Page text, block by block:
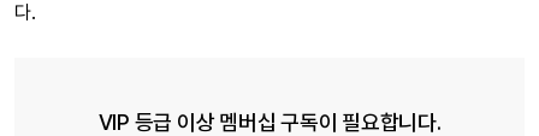
다.
VIP 등급 이상 멤버십 구독이 필요합니다.